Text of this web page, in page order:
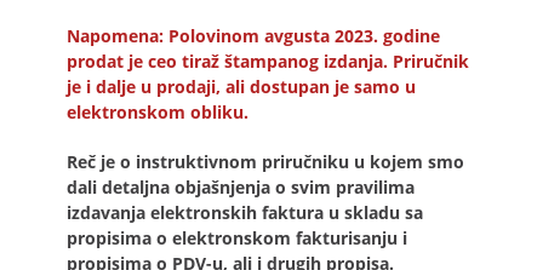
Napomena: Polovinom avgusta 2023. godine
prodat je ceo tiraž štampanog izdanja. Priručnik
je i dalje u prodaji, ali dostupan je samo u
elektronskom obliku.
Reč je o instruktivnom priručniku u kojem smo
dali detaljna objašnjenja o svim pravilima
izdavanja elektronskih faktura u skladu sa
propisima o elektronskom fakturisanju i
propisima o PDV-u, ali i drugih propisa.